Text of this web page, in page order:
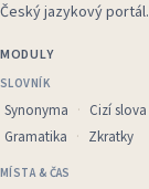
Český jazykový portál.
MODULY
SLOVNÍK
Synonyma Cizí slova
Gramatika
Zkratky
MÍSTA & ČAS